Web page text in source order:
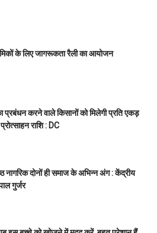
के लिए जागरूकता रैली का आयोजन
करने वाले किसानों को मिलेगी प्रति एकड़
राशि : DC
नागरिक दोनों ही समाज के अभिन्न अंग : केंद्रीय
गुर्जर